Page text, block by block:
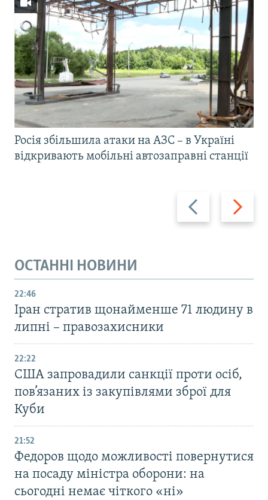
Назад Вперед
Росія збільшила атаки на АЗС – в Україні
відкривають мобільні автозаправні станції
ОСТАННІ НОВИНИ
22:46
Іран стратив щонайменше 71 людину в
липні – правозахисники
22:22
США запровадили санкції проти осіб,
пов’язаних із закупівлями зброї для
Куби
21:52
Федоров щодо можливості повернутися
на посаду міністра оборони: на
сьогодні немає чіткого «ні»